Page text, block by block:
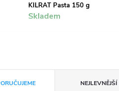
KILRAT Pasta 150 g
Skladem
NEJLEVNĚJŠÍ